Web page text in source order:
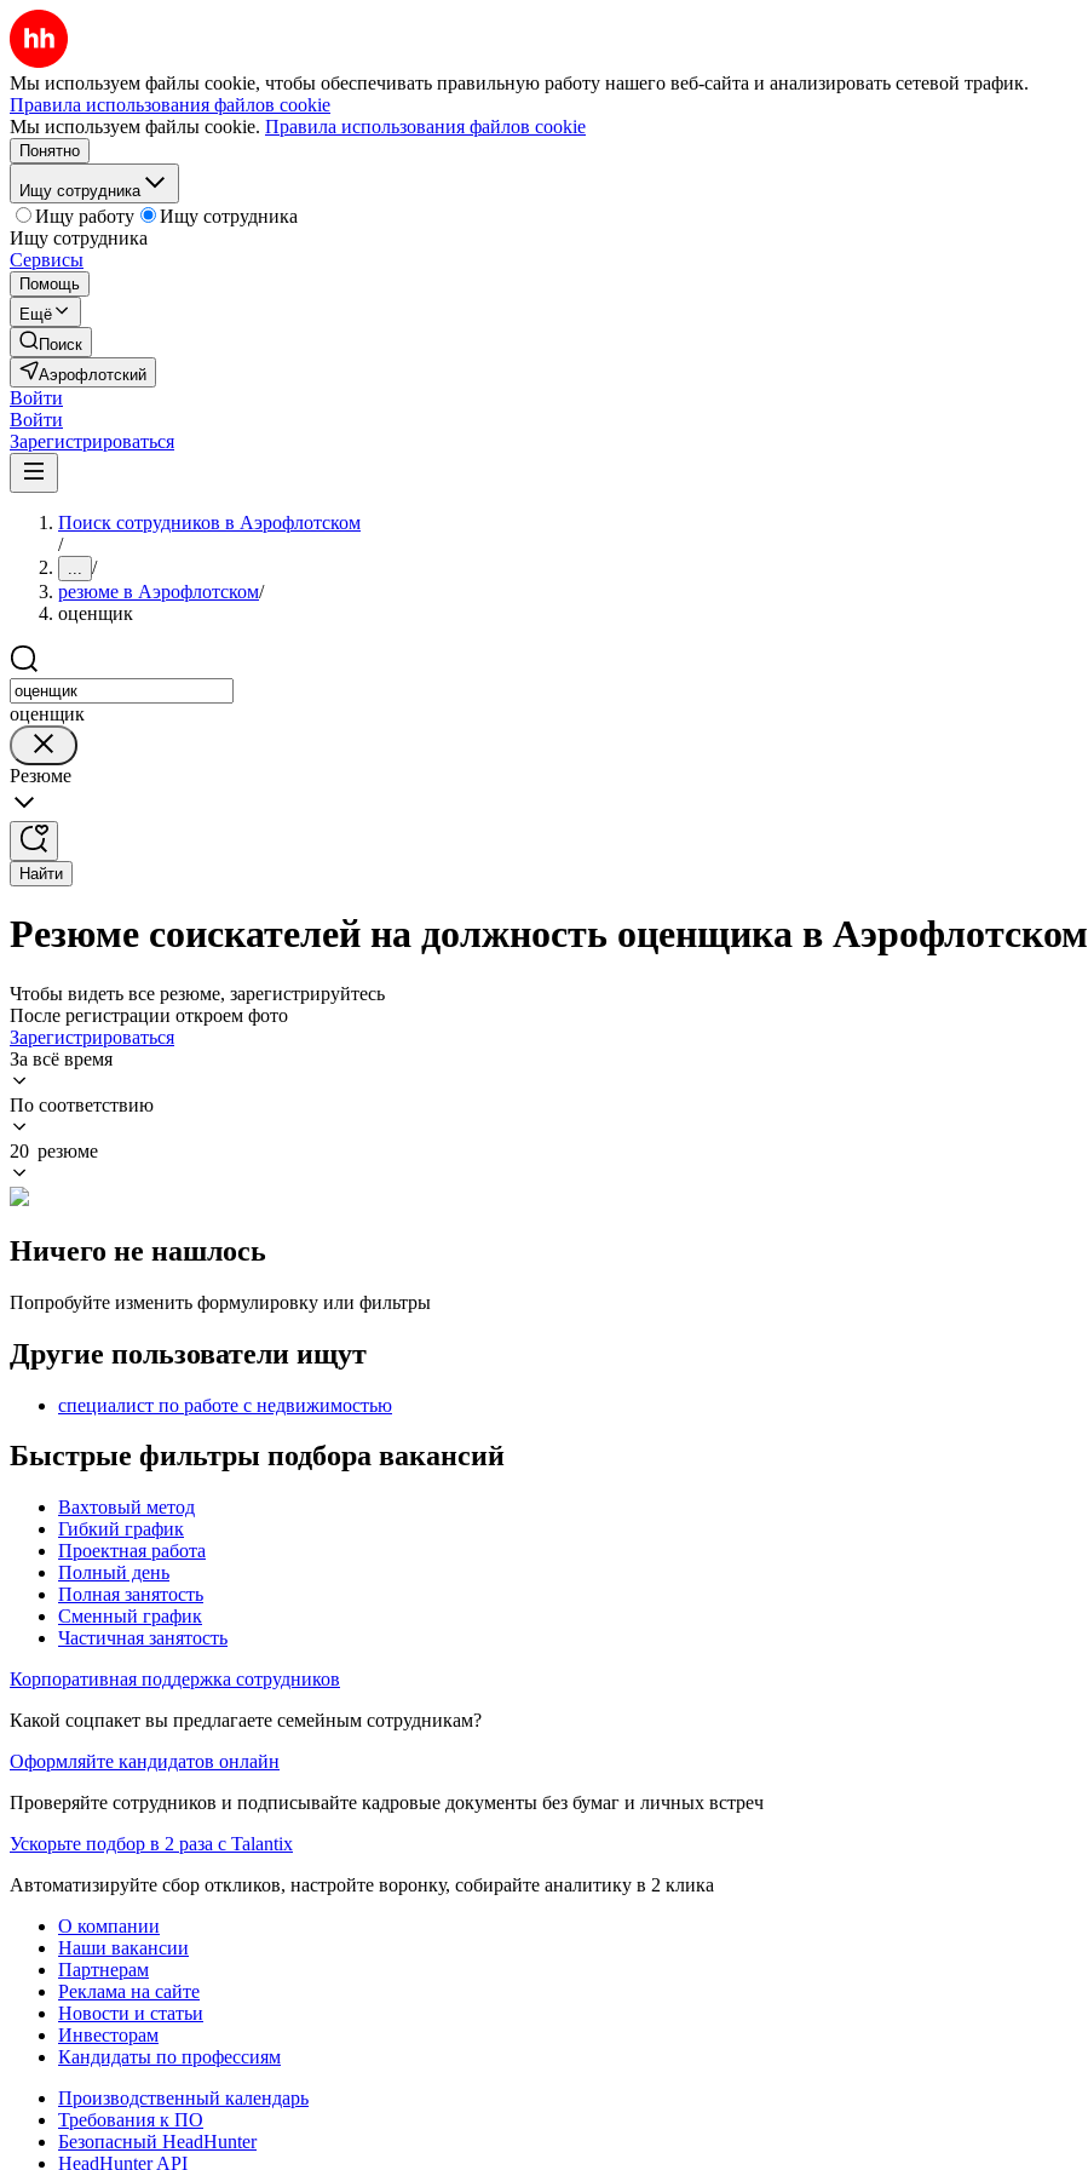
Мы используем файлы cookie, чтобы обеспечивать правильную работу нашего веб-сайта и анализировать сетевой трафик.
Правила использования файлов cookie
Мы используем файлы cookie. Правила использования файлов cookie
Понятно
Ищу сотрудника
Ищу работу
Ищу сотрудника
Ищу сотрудника
Сервисы
Помощь
Ещё
Поиск
Аэрофлотский
Войти
Войти
Зарегистрироваться
Поиск сотрудников в Аэрофлотском
/
... /
резюме в Аэрофлотском/
оценщик
оценщик
Резюме
Найти
Резюме соискателей на должность оценщика в Аэрофлотском
Чтобы видеть все резюме, зарегистрируйтесь
После регистрации откроем фото
Зарегистрироваться
За всё время
По соответствию
20 резюме
Ничего не нашлось
Попробуйте изменить формулировку или фильтры
Другие пользователи ищут
специалист по работе с недвижимостью
Быстрые фильтры подбора вакансий
Вахтовый метод
Гибкий график
Проектная работа
Полный день
Полная занятость
Сменный график
Частичная занятость
Корпоративная поддержка сотрудников
Какой соцпакет вы предлагаете семейным сотрудникам?
Оформляйте кандидатов онлайн
Проверяйте сотрудников и подписывайте кадровые документы без бумаг и личных встреч
Ускорьте подбор в 2 раза с Talantix
Автоматизируйте сбор откликов, настройте воронку, собирайте аналитику в 2 клика
О компании
Наши вакансии
Партнерам
Реклама на сайте
Новости и статьи
Инвесторам
Кандидаты по профессиям
Производственный календарь
Требования к ПО
Безопасный HeadHunter
HeadHunter API